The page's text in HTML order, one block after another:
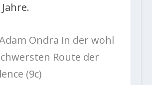
Ondra in der wohl
Route der
(9c)